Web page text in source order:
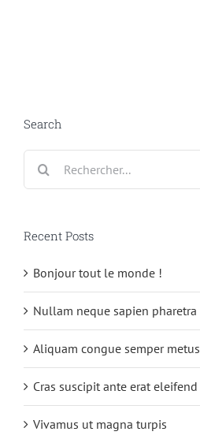
Search
Recent Posts
Bonjour tout le monde !
Nullam neque sapien pharetra
Aliquam congue semper metus
Cras suscipit ante erat eleifend
Vivamus ut magna turpis